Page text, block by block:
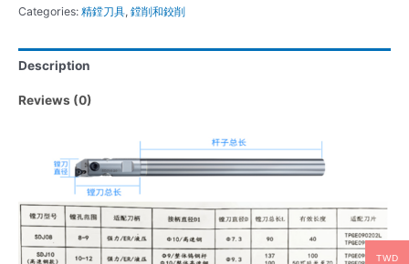
調
quantity
Categories: 精鏜刀具, 鏜削和鉸削
Description
Reviews (0)
TWD